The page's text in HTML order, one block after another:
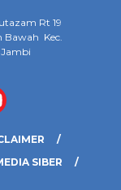
Rt 19
Bawah Kec.
SIBER